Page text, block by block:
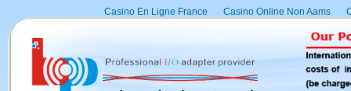
Casino En Ligne France Casino Online Non Aams